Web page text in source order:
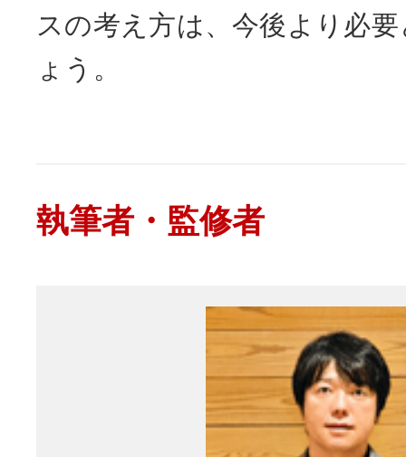
スの考え方は、今後より必
ょう。
執筆者・監修者